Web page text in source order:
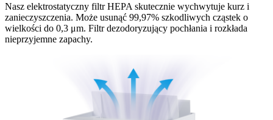
Nasz elektrostatyczny filtr HEPA skutecznie wychwytuje kurz i
zanieczyszczenia. Może usunąć 99,97% szkodliwych cząstek o
wielkości do 0,3 μm. Filtr dezodoryzujący pochłania i rozkłada
nieprzyjemne zapachy.